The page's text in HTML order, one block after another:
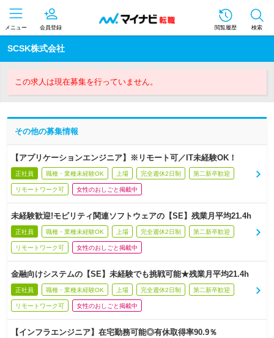
メニュー 会員登録 閲覧履歴 検索
SCSK株式会社
この求人は現在募集を行っていません。
その他の募集情報
【アプリケーションエンジニア】※リモート可／IT未経験OK！
正社員 職種・業種未経験OK 上場 完全週休2日制 第二新卒歓迎
リモートワーク可 女性のおしごと掲載中
未経験歓迎!モビリティ関連ソフトウェアの【SE】残業月平均21.4h
正社員 職種・業種未経験OK 上場 完全週休2日制 第二新卒歓迎
リモートワーク可 女性のおしごと掲載中
金融向けシステムの【SE】未経験でも挑戦可能★残業月平均21.4h
正社員 職種・業種未経験OK 上場 完全週休2日制 第二新卒歓迎
リモートワーク可 女性のおしごと掲載中
【インフラエンジニア】在宅勤務可能◎有休取得率90.9％